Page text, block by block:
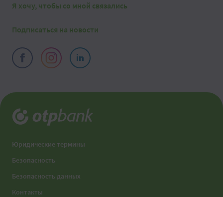
Я хочу, чтобы со мной связались
Подписаться на новости
Юридические термины
Безопасность
Безопасность данных
Контакты